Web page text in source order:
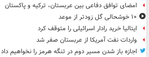
امضای توافق دفاعی بین عربستان، ترکیه و پاکستان
۱۰ خوشحالی گل زودتر از موعد
ایتالیا خرید رادار اسرائیلی را متوقف کرد
واردات نفت آمریکا از عربستان صفر شد
اجازه باز شدن مسیر دوم در تنگه هرمز را نخواهیم داد